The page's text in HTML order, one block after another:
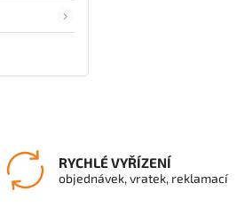
RYCHLÉ VYŘÍZENÍ
objednávek, vratek, reklamací